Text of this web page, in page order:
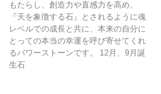
もたらし、創造力や直感力を高め、
『天を象徴する石』とされるように魂
レベルでの成長と共に、本来の自分に
とっての本当の幸運を呼び寄せてくれ
るパワーストーンです。 12月、9月誕
生石